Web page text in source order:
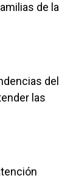
de la
del
las